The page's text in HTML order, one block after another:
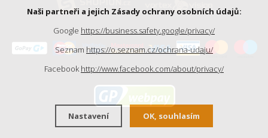
Naši partneři a jejich Zásady ochrany osobních údajů:
Google https://business.safety.google/privacy/
Seznam https://o.seznam.cz/ochrana-udaju/
Facebook http://www.facebook.com/about/privacy/
Nastavení OK, souhlasím